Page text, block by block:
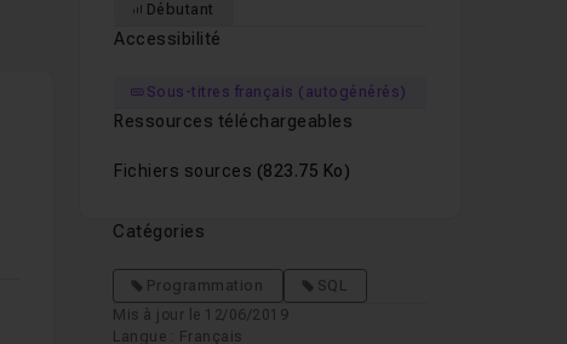
Débutant
Accessibilité
Sous-titres français (autogénérés)
Ressources téléchargeables
Fichiers sources (823.75 Ko)
Catégories
Programmation
SQL
Mis à jour le 12/06/2019
Langue : Français